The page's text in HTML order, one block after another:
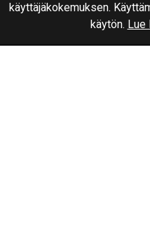
käyttäjäkokemuksen.
käytön. Lue